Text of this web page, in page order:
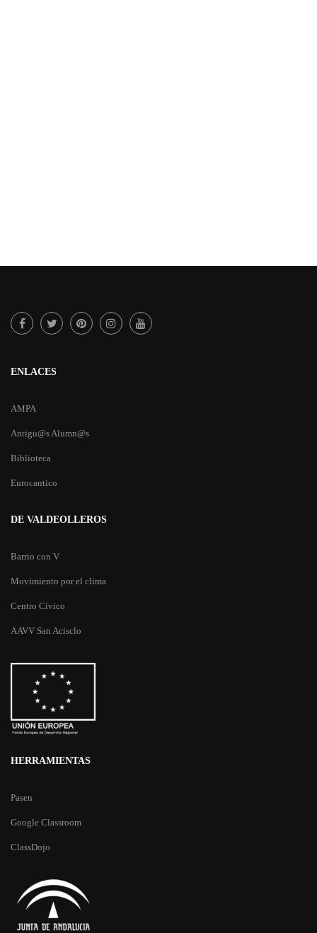
ENLACES
AMPA
Antigu@s Alumn@s
Biblioteca
Eurocantico
DE VALDEOLLEROS
Barrio con V
Movimiento por el clima
Centro Cívico
AAVV San Acisclo
HERRAMIENTAS
Pasen
Google Classroom
ClassDojo